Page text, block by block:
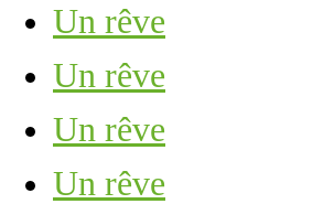
Un rêve
Un rêve
Un rêve
Un rêve